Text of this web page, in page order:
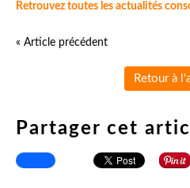
Retrouvez toutes les actualités
« Article précédent
Retour à
Partager cet